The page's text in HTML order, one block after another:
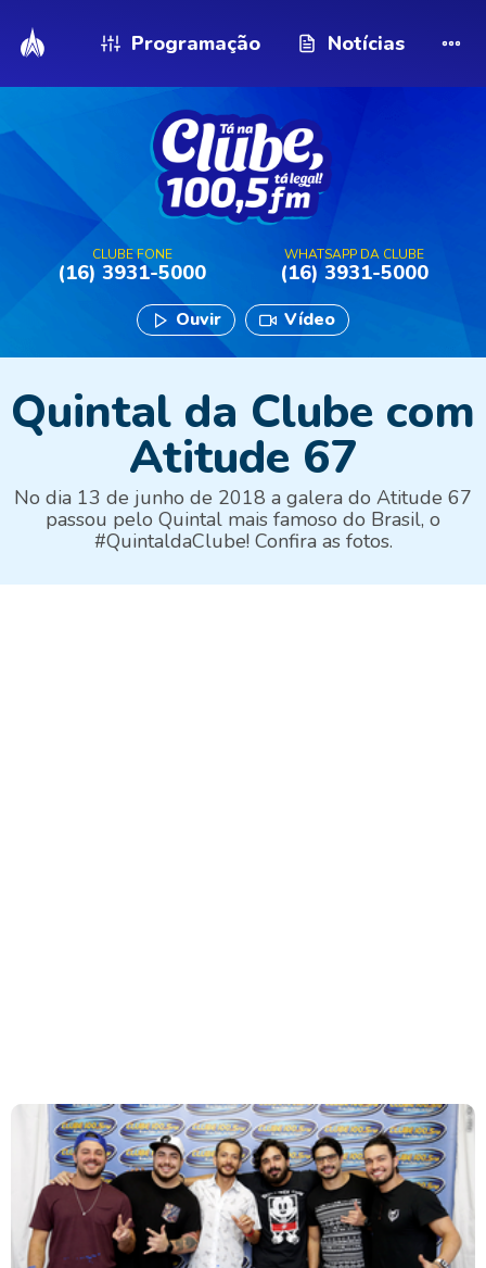
Programação Notícias
CLUBE FONE
(16) 3931-5000
WHATSAPP DA CLUBE
(16) 3931-5000
Ouvir Vídeo
Quintal da Clube com
Atitude 67
No dia 13 de junho de 2018 a galera do Atitude 67
passou pelo Quintal mais famoso do Brasil, o
#QuintaldaClube! Confira as fotos.